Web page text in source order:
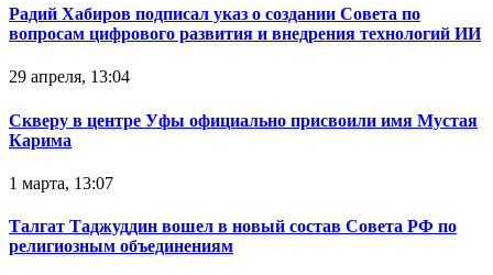
Радий Хабиров подписал указ о создании Совета по
вопросам цифрового развития и внедрения технологий ИИ
29 апреля, 13:04
Скверу в центре Уфы официально присвоили имя Мустая
Карима
1 марта, 13:07
Талгат Таджуддин вошел в новый состав Совета РФ по
религиозным объединениям